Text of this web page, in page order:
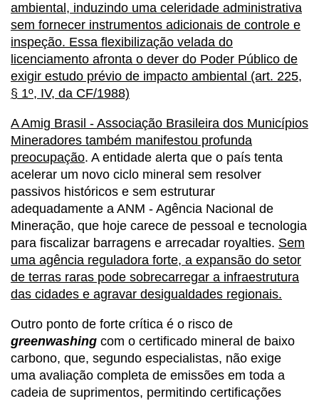
ambiental, induzindo uma celeridade administrativa
sem fornecer instrumentos adicionais de controle e
inspeção. Essa flexibilização velada do
licenciamento afronta o dever do Poder Público de
exigir estudo prévio de impacto ambiental (art. 225,
§ 1º, IV, da CF/1988)
A Amig Brasil - Associação Brasileira dos Municípios
Mineradores também manifestou profunda
preocupação. A entidade alerta que o país tenta
acelerar um novo ciclo mineral sem resolver
passivos históricos e sem estruturar
adequadamente a ANM - Agência Nacional de
Mineração, que hoje carece de pessoal e tecnologia
para fiscalizar barragens e arrecadar royalties. Sem
uma agência reguladora forte, a expansão do setor
de terras raras pode sobrecarregar a infraestrutura
das cidades e agravar desigualdades regionais.
Outro ponto de forte crítica é o risco de
greenwashing com o certificado mineral de baixo
carbono, que, segundo especialistas, não exige
uma avaliação completa de emissões em toda a
cadeia de suprimentos, permitindo certificações